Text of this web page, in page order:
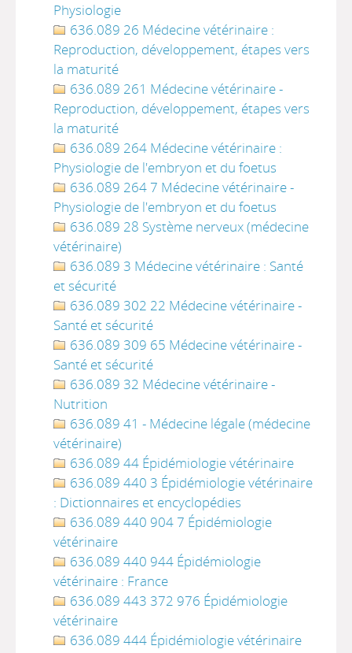
Physiologie
636.089 26 Médecine vétérinaire :
Reproduction, développement, étapes vers
la maturité
636.089 261 Médecine vétérinaire -
Reproduction, développement, étapes vers
la maturité
636.089 264 Médecine vétérinaire :
Physiologie de l'embryon et du foetus
636.089 264 7 Médecine vétérinaire -
Physiologie de l'embryon et du foetus
636.089 28 Système nerveux (médecine
vétérinaire)
636.089 3 Médecine vétérinaire : Santé
et sécurité
636.089 302 22 Médecine vétérinaire -
Santé et sécurité
636.089 309 65 Médecine vétérinaire -
Santé et sécurité
636.089 32 Médecine vétérinaire -
Nutrition
636.089 41 - Médecine légale (médecine
vétérinaire)
636.089 44 Épidémiologie vétérinaire
636.089 440 3 Épidémiologie vétérinaire
: Dictionnaires et encyclopédies
636.089 440 904 7 Épidémiologie
vétérinaire
636.089 440 944 Épidémiologie
vétérinaire : France
636.089 443 372 976 Épidémiologie
vétérinaire
636.089 444 Épidémiologie vétérinaire